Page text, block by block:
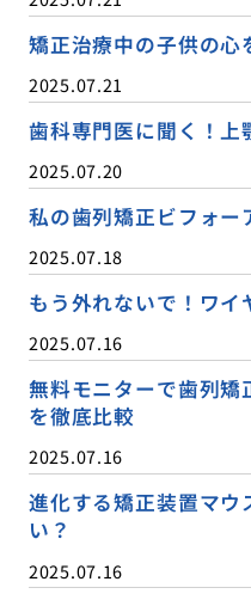
矯正治療中の子供の心
2025.07.21
歯科専門医に聞く！上
2025.07.20
私の歯列矯正ビフォー
2025.07.18
もう外れないで！ワ
2025.07.16
無料モニターで歯列矯
を徹底比較
2025.07.16
進化する矯正装置マウ
い？
2025.07.16